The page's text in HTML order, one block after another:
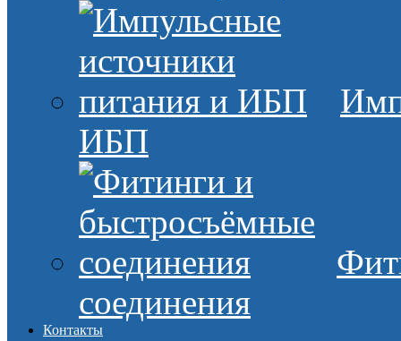
ИБП
соединения
Контакты